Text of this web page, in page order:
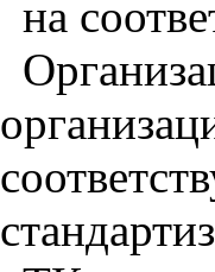
на